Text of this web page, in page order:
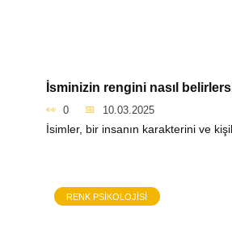
İsminizin rengini nasıl
0 10.03.2025
İsimler, bir insanın karakterini ve
RENK PSIKOLOJISI